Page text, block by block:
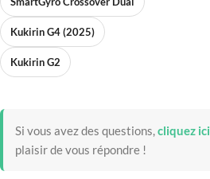
Kukirin G4 (2025)
Kukirin G2
Si vous avez des questions,cliquez ici
plaisir de vous répondre !